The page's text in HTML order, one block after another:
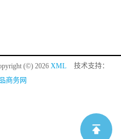
(©) 2026 XML
技术支持：
商务网